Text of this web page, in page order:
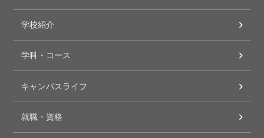
学校紹介
学科・コース
キャンパスライフ
就職・資格